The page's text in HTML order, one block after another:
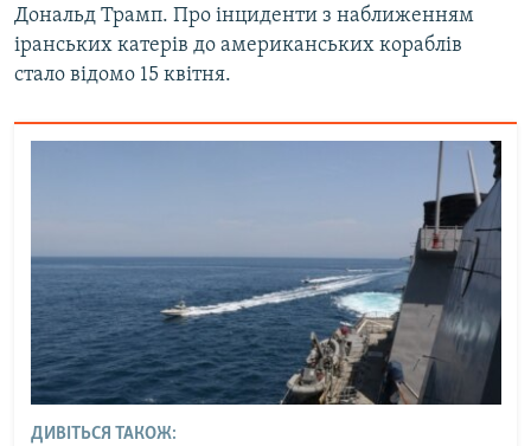
Усі сайти RFE/RL
Дональд Трамп. Про інциденти з наближенням
іранських катерів до американських кораблів
стало відомо 15 квітня.
ДИВІТЬСЯ ТАКОЖ: